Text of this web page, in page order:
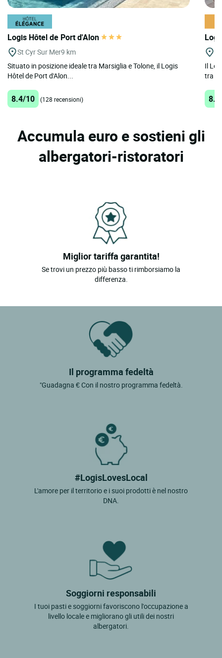
Logis Hôtel de Port d'Alon
St Cyr Sur Mer9 km
Situato in posizione ideale tra Marsiglia e Tolone, il Logis
Hôtel de Port d'Alon...
8.4/10 (128 recensioni)
Il
tra
Accumula euro e sostieni gli
albergatori-ristoratori
Miglior tariffa garantita!
Se trovi un prezzo più basso ti rimborsiamo la
differenza.
Il programma fedeltà
"Guadagna € Con il nostro programma fedeltà.
#LogisLovesLocal
L'amore per il territorio e i suoi prodotti è nel nostro
DNA.
Soggiorni responsabili
I tuoi pasti e soggiorni favoriscono l'occupazione a
livello locale e migliorano gli utili dei nostri
albergatori.